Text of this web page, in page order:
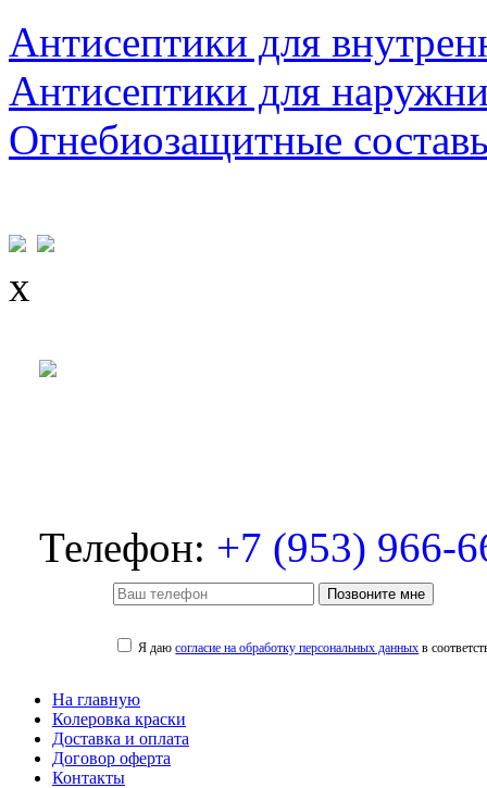
Антисептики для
Антисептики для
Огнебиозащитные
x
Телефон: +7 (953) 966-
Позвоните мне
Я даюсогласие на обработку персональных данных в
На главную
Колеровка краски
Доставка и оплата
Договор оферта
Контакты